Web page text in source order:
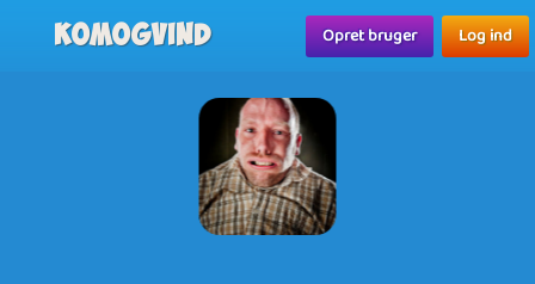
Komogvind Opret bruger Log ind